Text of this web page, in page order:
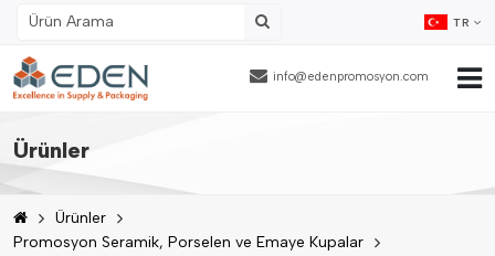
info@edenpromosyon.com
TR
Ana Sayfa
Hakkımızda
Ürünler
Ürünler
Ürünler
Promosyon Seramik, Porselen ve Emaye Kupalar